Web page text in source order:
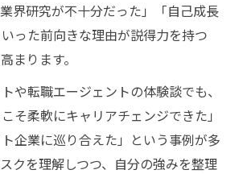
界研究が不十分だった」「自己成長
った前向きな理由が説得力を持つ
まります。
や転職エージェントの体験談でも、
そ柔軟にキャリアチェンジできた」
ト企業に巡り合えた」という事例が多
クを理解しつつ、自分の強みを整理